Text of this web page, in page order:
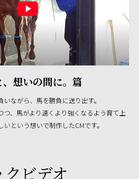
、想いの間に。篇
ながら、馬を勝負に送り出す。
つ、馬がより速くより強くなるよう育て上
という想いで制作したCMです。
クビデオ